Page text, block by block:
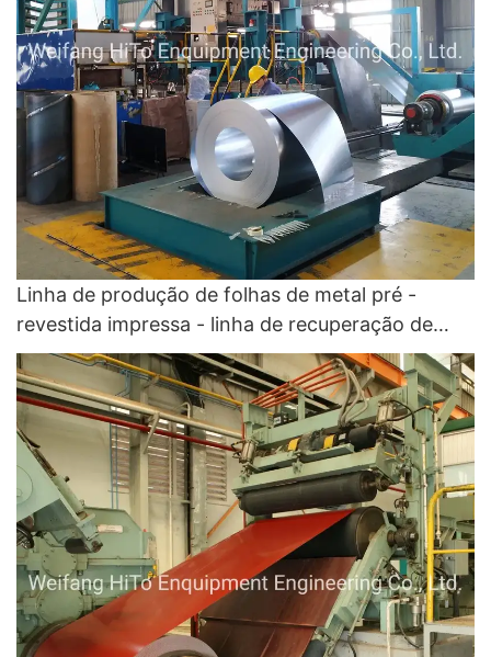
Linha de produção de folhas de metal pré -
revestida impressa - linha de recuperação de
cores e linha de revestimento de cores